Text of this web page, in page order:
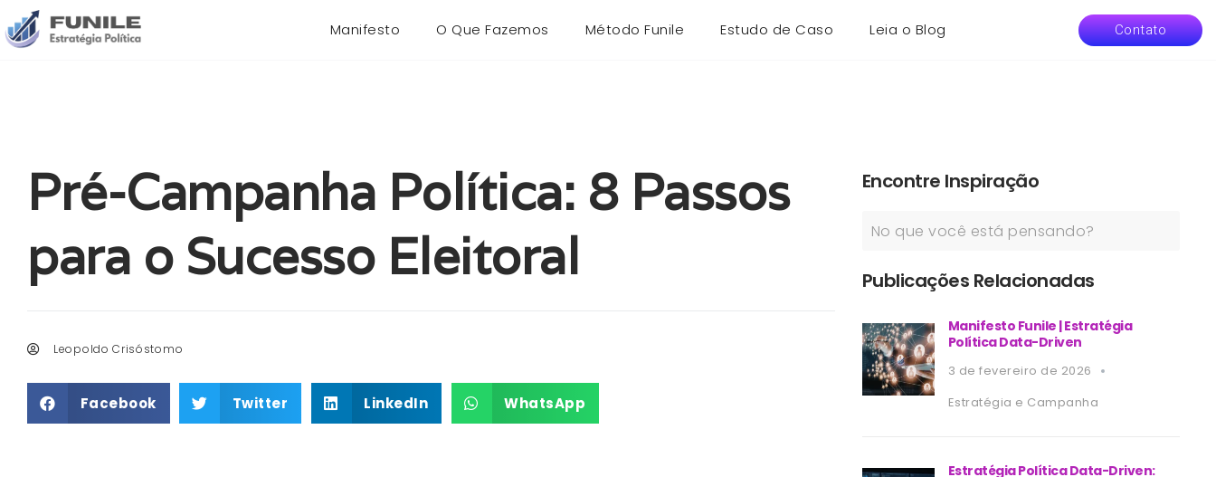
Manifesto O Que Fazemos Método Funile Estudo de Caso Leia o Blog Contato
Pré-Campanha Política: 8 Passos
para o Sucesso Eleitoral
Leopoldo Crisóstomo
Facebook Twitter LinkedIn WhatsApp
Encontre Inspiração
Publicações Relacionadas
Manifesto Funile | Estratégia
Política Data-Driven
3 de fevereiro de 2026
Estratégia e Campanha
Estratégia Política Data-Driven: